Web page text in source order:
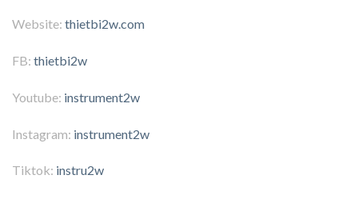
Website: thietbi2w.com
FB: thietbi2w
Youtube: instrument2w
Instagram: instrument2w
Tiktok: instru2w